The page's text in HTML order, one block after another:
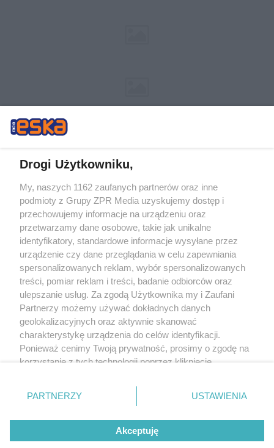
Żaden utwór zamieszczony w serwisie nie może być powielany i
rozpowszechniany lub dalej rozpowszechniany w jakikolwiek sposób (w
tym także elektroniczny lub mechaniczny) na jakimkolwiek polu
eksploatacji w jakiejkolwiek formie, włącznie z umieszczaniem w Internecie
bez pisemnej zgody właściciela praw. Jakiekolwiek użycie lub
wykorzystanie utworów w całości lub w części z naruszeniem prawa, tzn.
bez właściwej zgody, jest zabronione pod groźbą kary i może być ścigane
prawnie.
O nas
Drogi Użytkowniku,
My, naszych 1162 zaufanych partnerów oraz inne
podmioty z Grupy ZPR Media uzyskujemy dostęp i
przechowujemy informacje na urządzeniu oraz
przetwarzamy dane osobowe, takie jak unikalne
identyfikatory, standardowe informacje wysyłane przez
urządzenie czy dane przeglądania w celu zapewniania
spersonalizowanych reklam, wybór spersonalizowanych
treści, pomiar reklam i treści, badanie odbiorców oraz
ulepszanie usług. Za zgodą Użytkownika my i Zaufani
Partnerzy możemy używać dokładnych danych
geolokalizacyjnych oraz aktywnie skanować
charakterystykę urządzenia do celów identyfikacji.
Ponieważ cenimy Twoją prywatność, prosimy o zgodę na
korzystanie z tych technologii poprzez kliknięcie
zmienić/wycofać klikając przycisk ustawień prywatności
znajdujący się w lewym dolnym rogu strony
rodzaje przetwarzania danych nie wymagają zgody
użytkownika, ale masz prawo sprzeciwić się takiemu
przetwarzaniu. Preferencje będą miały zastosowanie tylko
PARTNERZY USTAWIENIA
Akceptuję